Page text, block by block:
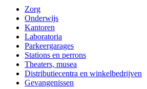
Zorg
Onderwijs
Kantoren
Laboratoria
Parkeergarages
Stations en perrons
Theaters, musea
Distributiecentra en winkelbedrijven
Gevangenissen